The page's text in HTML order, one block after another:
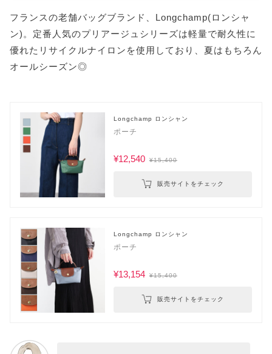
フランスの老舗バッグブランド、Longchamp(ロンシャ
ン)。定番人気のプリアージュシリーズは軽量で耐久性に
優れたリサイクルナイロンを使用しており、夏はもちろん
オールシーズン◎
Longchamp ロンシャン
ポーチ
¥12,540 ¥15,400
販売サイトをチェック
Longchamp ロンシャン
ポーチ
¥13,154 ¥15,400
販売サイトをチェック